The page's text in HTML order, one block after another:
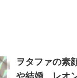
ヲタファの素